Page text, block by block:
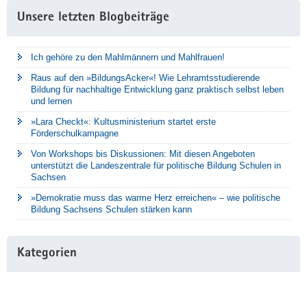
Unsere letzten Blogbeiträge
Ich gehöre zu den Mahlmännern und Mahlfrauen!
Raus auf den »BildungsAcker«! Wie Lehramtsstudierende
Bildung für nachhaltige Entwicklung ganz praktisch selbst leben
und lernen
»Lara Checkt«: Kultusministerium startet erste
Förderschulkampagne
Von Workshops bis Diskussionen: Mit diesen Angeboten
unterstützt die Landeszentrale für politische Bildung Schulen in
Sachsen
»Demokratie muss das warme Herz erreichen« – wie politische
Bildung Sachsens Schulen stärken kann
Kategorien